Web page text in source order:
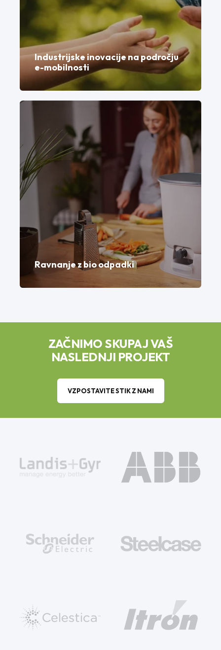
Industrijske inovacije na področju
e-mobilnosti
Ravnanje z bio odpadki
ZAČNIMO SKUPAJ VAŠ
NASLEDNJI PROJEKT
VZPOSTAVITE STIK Z NAMI